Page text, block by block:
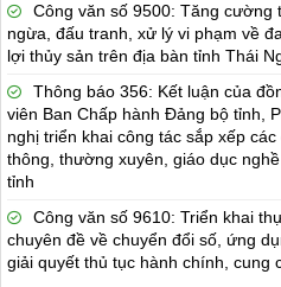
Công văn số 9500: Tăng cường
ngừa, đấu tranh, xử lý vi phạm về
lợi thủy sản trên địa bàn tỉnh Thái
Thông báo 356: Kết luận của
viên Ban Chấp hành Đảng bộ tỉnh,
nghị triển khai công tác sắp xếp
thông, thường xuyên, giáo dục
tỉnh
Công văn số 9610: Triển khai
chuyên đề về chuyển đổi số, ứng
giải quyết thủ tục hành chính, cung